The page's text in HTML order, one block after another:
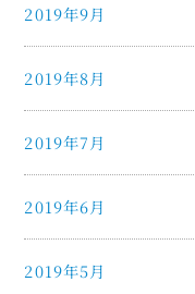
2019年9月
2019年8月
2019年7月
2019年6月
2019年5月